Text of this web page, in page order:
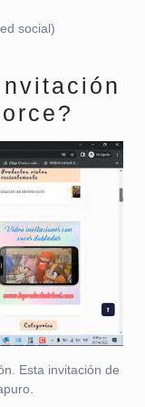
social)
Esta invitación de